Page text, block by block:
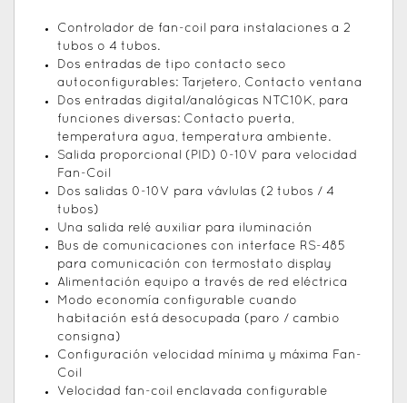
Controlador de fan-coil para instalaciones a 2
tubos o 4 tubos.
Dos entradas de tipo contacto seco
autoconfigurables: Tarjetero, Contacto ventana
Dos entradas digital/analógicas NTC10K, para
funciones diversas: Contacto puerta,
temperatura agua, temperatura ambiente.
Salida proporcional (PID) 0-10V para velocidad
Fan-Coil
Dos salidas 0-10V para vávlulas (2 tubos / 4
tubos)
Una salida relé auxiliar para iluminación
Bus de comunicaciones con interface RS-485
para comunicación con termostato display
Alimentación equipo a través de red eléctrica
Modo economía configurable cuando
habitación está desocupada (paro / cambio
consigna)
Configuración velocidad mínima y máxima Fan-
Coil
Velocidad fan-coil enclavada configurable